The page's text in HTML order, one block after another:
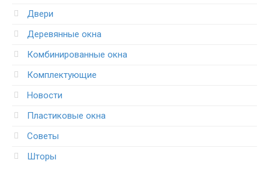
Двери
Деревянные окна
Комбинированные окна
Комплектующие
Новости
Пластиковые окна
Советы
Шторы